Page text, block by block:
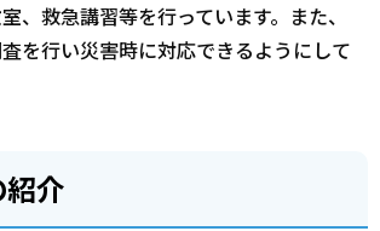
、救急講習等を行っています。また、
を行い災害時に対応できるようにして
介